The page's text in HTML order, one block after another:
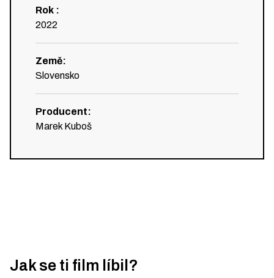
Rok :
2022
Země:
Slovensko
Producent:
Marek Kuboš
Jak se ti film líbil?